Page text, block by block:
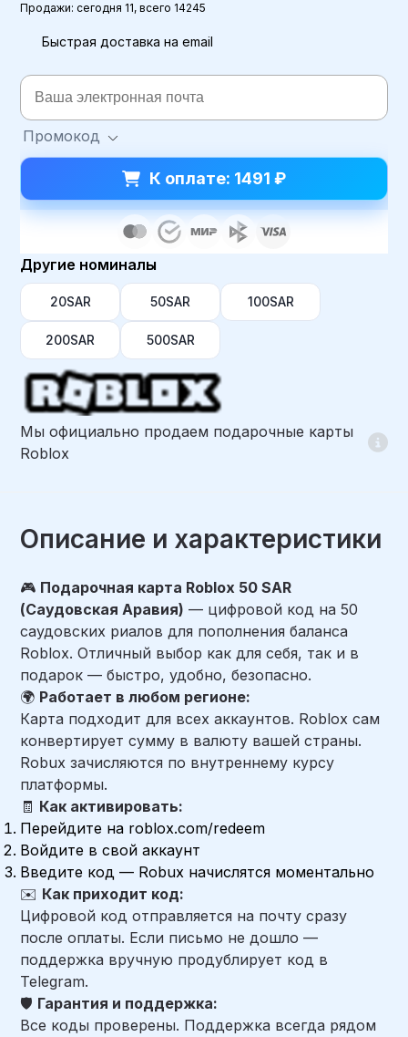
Продажи: сегодня 11, всего 14245
Быстрая доставка на email
Промокод
К оплате: 1491 ₽
Другие номиналы
20SAR 50SAR 100SAR
200SAR 500SAR
Мы официально продаем подарочные карты
Roblox
Описание и характеристики
🎮 Подарочная карта Roblox 50 SAR
(Саудовская Аравия) — цифровой код на 50
саудовских риалов для пополнения баланса
Roblox. Отличный выбор как для себя, так и в
подарок — быстро, удобно, безопасно.
🌍 Работает в любом регионе:
Карта подходит для всех аккаунтов. Roblox сам
конвертирует сумму в валюту вашей страны.
Robux зачисляются по внутреннему курсу
платформы.
🧾 Как активировать:
Перейдите на roblox.com/redeem
Войдите в свой аккаунт
Введите код — Robux начислятся моментально
✉️ Как приходит код:
Цифровой код отправляется на почту сразу
после оплаты. Если письмо не дошло —
поддержка вручную продублирует код в
Telegram.
🛡️ Гарантия и поддержка:
Все коды проверены. Поддержка всегда рядом